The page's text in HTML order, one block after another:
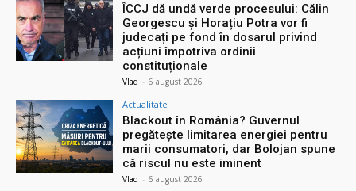
ÎCCJ dă undă verde procesului: Călin
Georgescu și Horațiu Potra vor fi
judecați pe fond în dosarul privind
acțiuni împotriva ordinii
constituționale
Vlad - 6 august 2026
Actualitate
Blackout în România? Guvernul
pregătește limitarea energiei pentru
marii consumatori, dar Bolojan spune
că riscul nu este iminent
Vlad - 6 august 2026